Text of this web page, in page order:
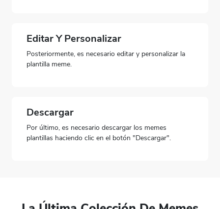
Preview Use Template PreviewUse
Editar Y Personalizar
Posteriormente, es necesario editar y personalizar la
plantilla meme.
Descargar
Por último, es necesario descargar los memes
plantillas haciendo clic en el botón "Descargar".